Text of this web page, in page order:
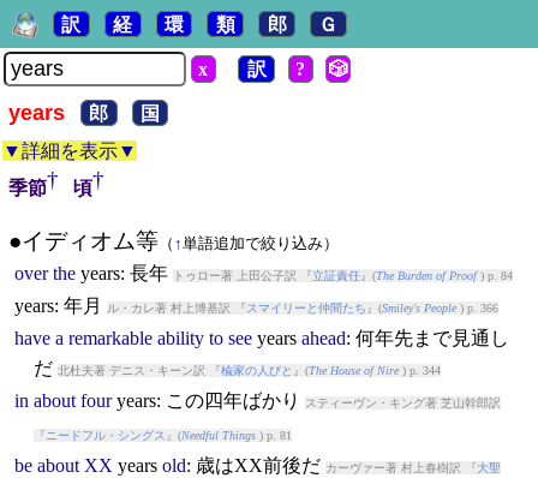
訳 経 環 類 郎 Ｇ
x 訳 ? 🎲
years 郎
国
▼詳細を表示▼
季節† 頃†
●イディオム等（ ↑単語追加で絞り込み）
over the years: 長年 トゥロー著 上田公子訳 『立証責任』(The Burden of Proof) p. 84
years: 年月 ル・カレ著 村上博基訳 『スマイリーと仲間たち 』(Smiley's People) p. 366
have a remarkable ability to see years ahead: 何年先まで見通し
だ 北杜夫著 デニス・キーン訳 『楡家の人びと 』(The House of Nire) p. 344
in about four years: この四年ばかり スティーヴン・キング著 芝山幹郎訳
『 ニードフル・シングス 』(Needful Things) p. 81
be about XX years old: 歳はXX前後だ カーヴァー著 村上春樹訳 『大聖